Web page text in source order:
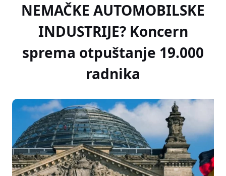
NEMAČKE AUTOMOBILSKE
INDUSTRIJE? Koncern
sprema otpuštanje 19.000
radnika